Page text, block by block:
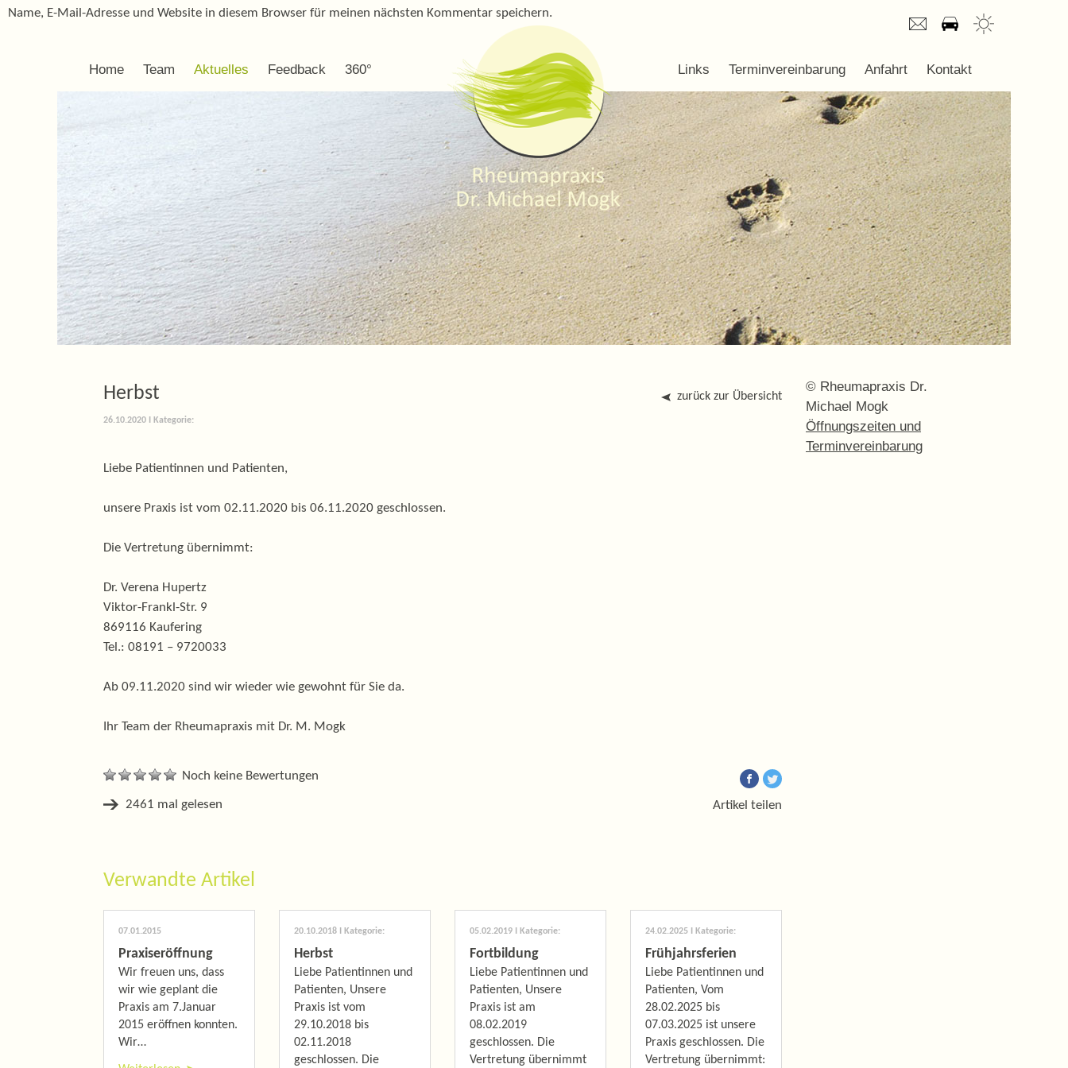
Home Team Aktuelles Feedback 360° Links Terminvereinbarung Anfahrt Kontakt
© Rheumapraxis Dr.
Michael Mogk
Öffnungszeiten und
Terminvereinbarung
zurück zur Übersicht
Herbst
26.10.2020 I Kategorie:
Liebe Patientinnen und Patienten,
unsere Praxis ist vom 02.11.2020 bis 06.11.2020 geschlossen.
Die Vertretung übernimmt:
Dr. Verena Hupertz
Viktor-Frankl-Str. 9
869116 Kaufering
Tel.: 08191 – 9720033
Ab 09.11.2020 sind wir wieder wie gewohnt für Sie da.
Ihr Team der Rheumapraxis mit Dr. M. Mogk
Noch keine Bewertungen
2461 mal gelesen Artikel teilen
Verwandte Artikel
07.01.2015
Praxiseröffnung
Wir freuen uns, dass
wir wie geplant die
Praxis am 7.Januar
2015 eröffnen konnten.
Wir…
20.10.2018 I Kategorie:
Herbst
Liebe Patientinnen und
Patienten, Unsere
Praxis ist vom
29.10.2018 bis
02.11.2018
geschlossen. Die
05.02.2019 I Kategorie:
Fortbildung
Liebe Patientinnen und
Patienten, Unsere
Praxis ist am
08.02.2019
geschlossen. Die
Vertretung übernimmt
24.02.2025 I Kategorie:
Frühjahrsferien
Liebe Patientinnen und
Patienten, Vom
28.02.2025 bis
07.03.2025 ist unsere
Praxis geschlossen. Die
Vertretung übernimmt:
Name, E-Mail-Adresse und Website in diesem Browser für meinen nächsten Kommentar speichern.